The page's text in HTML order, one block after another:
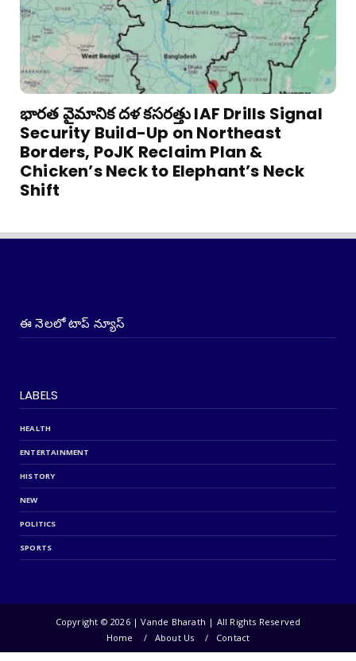
భారత వైమానిక దళ కసరత్తు IAF Drills Signal
Security Build-Up on Northeast
Borders, PoJK Reclaim Plan &
Chicken’s Neck to Elephant’s Neck
Shift
ఈ నెలలో టాప్ న్యూస్
LABELS
HEALTH
ENTERTAINMENT
HISTORY
NEW
POLITICS
SPORTS
Copyright © 2026 | Vande Bharath | All Rights Reserved
Home
About Us Contact